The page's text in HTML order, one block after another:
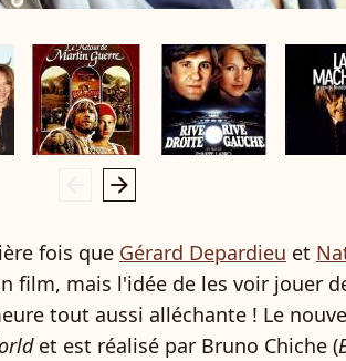
arrow_right
fois que Gérard Depardieu et
film, mais l'idée de les voir jouer
tout aussi alléchante ! Le
et est réalisé par Bruno Chiche (